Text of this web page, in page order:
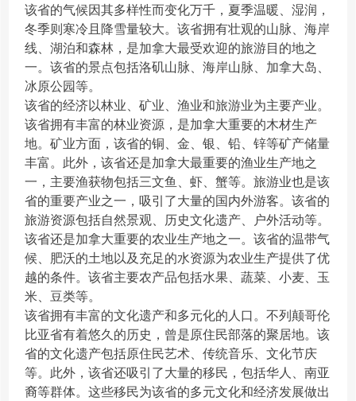
该省的气候因其多样性而变化万千，夏季温暖、湿润，
冬季则寒冷且降雪量较大。该省拥有壮观的山脉、海岸
线、湖泊和森林，是加拿大最受欢迎的旅游目的地之
一。该省的景点包括洛矶山脉、海岸山脉、加拿大岛、
冰原公园等。
该省的经济以林业、矿业、渔业和旅游业为主要产业。
该省拥有丰富的林业资源，是加拿大重要的木材生产
地。矿业方面，该省的铜、金、银、铅、锌等矿产储量
丰富。此外，该省还是加拿大最重要的渔业生产地之
一，主要渔获物包括三文鱼、虾、蟹等。旅游业也是该
省的重要产业之一，吸引了大量的国内外游客。该省的
旅游资源包括自然景观、历史文化遗产、户外活动等。
该省还是加拿大重要的农业生产地之一。该省的温带气
候、肥沃的土地以及充足的水资源为农业生产提供了优
越的条件。该省主要农产品包括水果、蔬菜、小麦、玉
米、豆类等。
该省拥有丰富的文化遗产和多元化的人口。不列颠哥伦
比亚省有着悠久的历史，曾是原住民部落的聚居地。该
省的文化遗产包括原住民艺术、传统音乐、文化节庆
等。此外，该省还吸引了大量的移民，包括华人、南亚
裔等群体。这些移民为该省的多元文化和经济发展做出